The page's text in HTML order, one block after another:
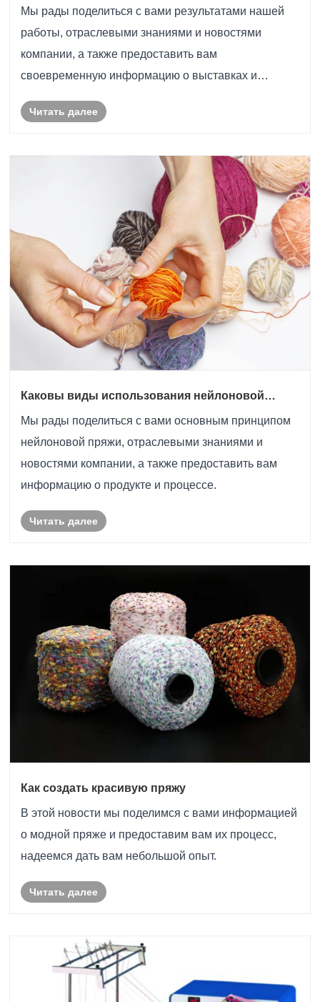
Мы рады поделиться с вами результатами нашей
работы, отраслевыми знаниями и новостями
компании, а также предоставить вам
своевременную информацию о выставках и
Читать далее
Каковы виды использования нейлоновой
Мы рады поделиться с вами основным принципом
нейлоновой пряжи, отраслевыми знаниями и
новостями компании, а также предоставить вам
информацию о продукте и процессе.
Читать далее
Как создать красивую пряжу
В этой новости мы поделимся с вами информацией
о модной пряже и предоставим вам их процесс,
надеемся дать вам небольшой опыт.
Читать далее